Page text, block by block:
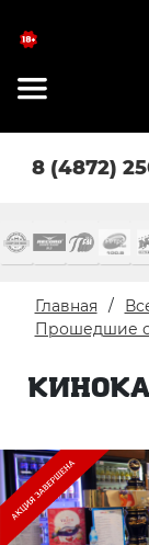
8 (4872)
Главная
Прошедшие